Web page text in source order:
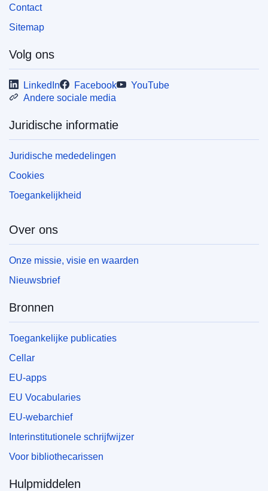
Contact
Sitemap
Volg ons
LinkedIn Facebook
YouTube
Andere sociale media
Juridische informatie
Juridische mededelingen
Cookies
Toegankelijkheid
Over ons
Onze missie, visie en waarden
Nieuwsbrief
Bronnen
Toegankelijke publicaties
Cellar
EU-apps
EU Vocabularies
EU-webarchief
Interinstitutionele schrijfwijzer
Voor bibliothecarissen
Hulpmiddelen